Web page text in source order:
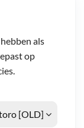
als
op